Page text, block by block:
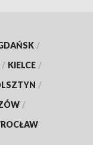
/
/ KIELCE /
/
/